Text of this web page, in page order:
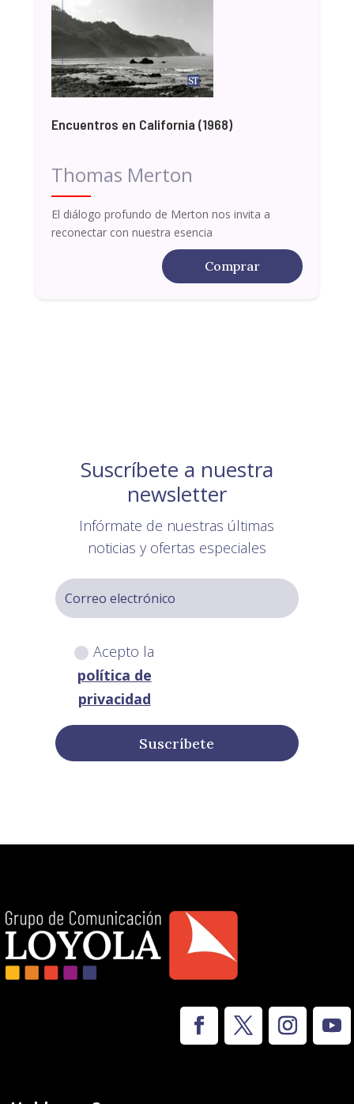
Encuentros en California (1968)
Thomas Merton
El diálogo profundo de Merton nos invita a
reconectar con nuestra esencia
Comprar
Suscríbete a nuestra
newsletter
Infórmate de nuestras últimas
noticias y ofertas especiales
Acepto la
política de
privacidad
Suscríbete